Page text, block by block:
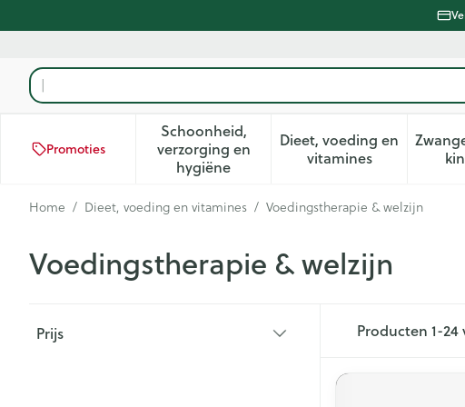
Product, merk, categorie...
Promoties
Schoonheid,
verzorging en
hygiëneToon submenu voor Schoonheid,
Dieet, voeding en
vitaminesToon submenu
Home / Dieet, voeding en vitamines / Voedingstherapie & welzijn
Voedingstherapie & welzijn
Prijs
Producten 1-24